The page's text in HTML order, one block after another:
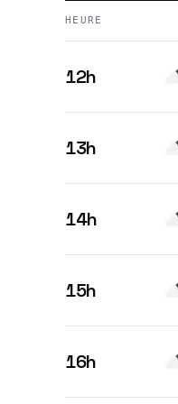
HEURE
12h
13h
14h
15h
16h